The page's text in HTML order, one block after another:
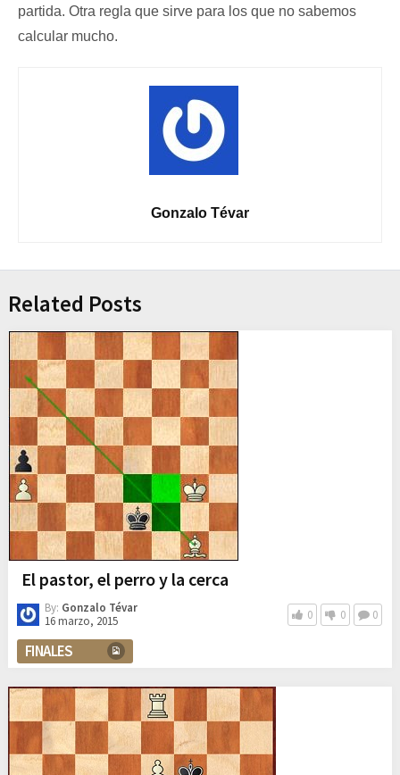
partida. Otra regla que sirve para los que no sabemos
calcular mucho.
Gonzalo Tévar
Related Posts
El pastor, el perro y la cerca
By: Gonzalo Tévar
16 marzo, 2015
0 0 0
FINALES